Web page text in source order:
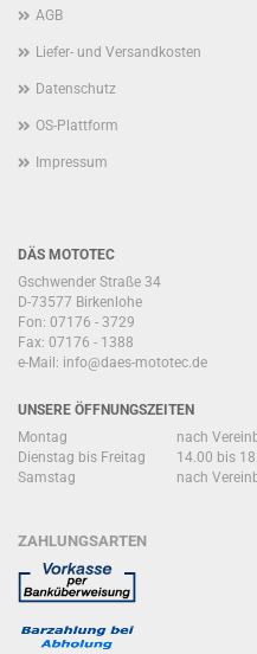
AGB
Liefer- und Versandkosten
Datenschutz
OS-Plattform
Impressum
DÄS MOTOTEC
Gschwender Straße 34
D-73577 Birkenlohe
Fon: 07176 - 3729
Fax: 07176 - 1388
e-Mail: info@daes-mototec.de
UNSERE ÖFFNUNGSZEITEN
Montag
nach
Dienstag bis Freitag
14.00 bis
Samstag
nach
ZAHLUNGSARTEN